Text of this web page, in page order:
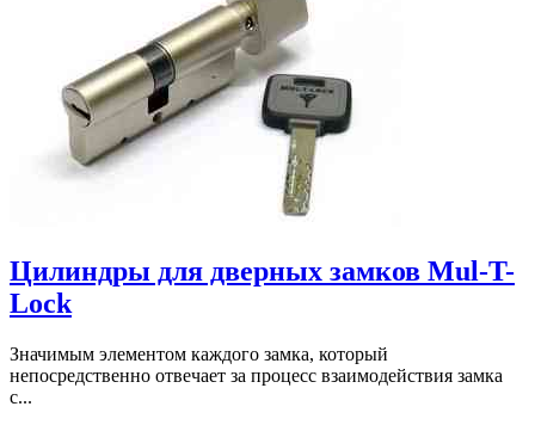
Цилиндры для дверных замков Mul-T-
Lock
Значимым элементом каждого замка, который
непосредственно отвечает за процесс взаимодействия замка
с...